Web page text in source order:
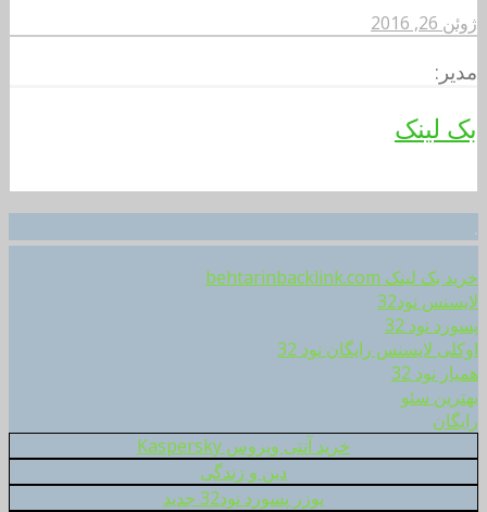
ژوئن 26, 2016
مدیر:
بک لینک
.
خرید بک لینک behtarinbacklink.com
لایسنس نود32
پسورد نود 32
اوکلی لایسنس رایگان نود 32
همیار نود 32
بهترین سئو
رایگان
خرید آنتی ویروس Kaspersky
دین و زندگی
یوزر پسورد نود32 جدید